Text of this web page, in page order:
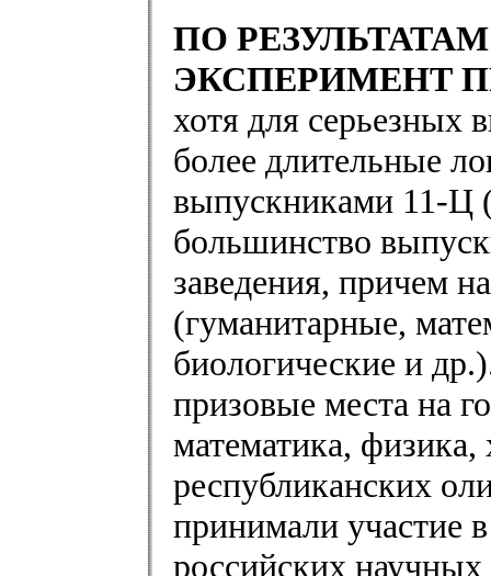
ПО
ЭКСПЕРИМЕНТ
хотя для серьезных
более длительные
выпускниками 11-Ц
большинство
заведения, причем
(гуманитарные,
биологические и
призовые места на
математика,
республиканских
принимали участие
российских